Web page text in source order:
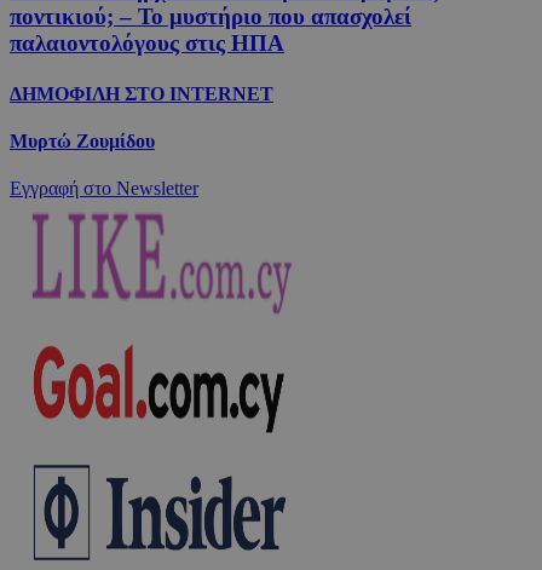
ποντικιού; – Το μυστήριο που απασχολεί
παλαιοντολόγους στις ΗΠΑ
ΔΗΜΟΦΙΛΗ ΣΤΟ INTERNET
Μυρτώ Ζουμίδου
Εγγραφή στο Newsletter